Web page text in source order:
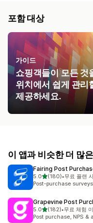
포함 대상
가이드
쇼핑객들이 모든 것
위치에서 쉽게 관리
제공하세요.
이 앱과 비슷한 더 많
Fairing Post
5.0별 5개 중
(180)
총 리뷰 180개
•무료 플랜
Post-purchase
Grapevine Post
5.0별 5개 중
(182)
총 리뷰 182개
•무료 체험
Post purchase, NPS